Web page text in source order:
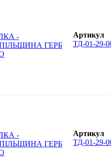
Артикул
ТД-01-29-
Артикул
ТД-01-29-